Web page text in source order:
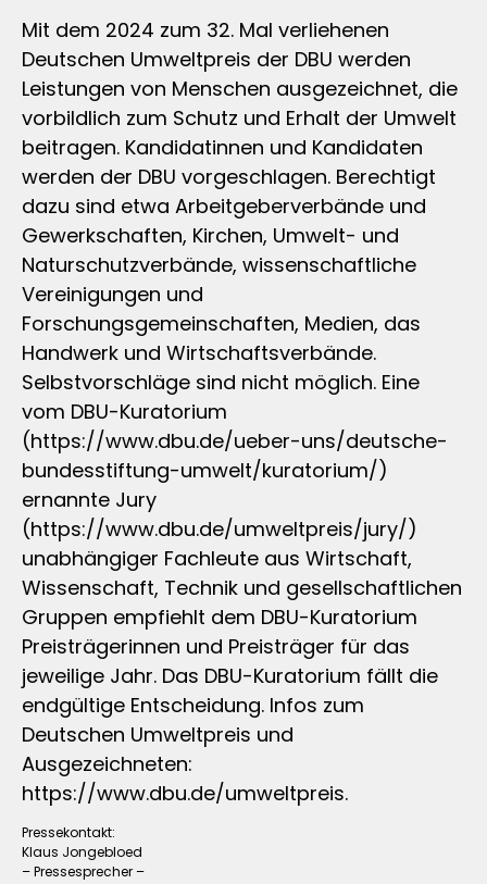
Mit dem 2024 zum 32. Mal verliehenen
Deutschen Umweltpreis der DBU werden
Leistungen von Menschen ausgezeichnet, die
vorbildlich zum Schutz und Erhalt der Umwelt
beitragen. Kandidatinnen und Kandidaten
werden der DBU vorgeschlagen. Berechtigt
dazu sind etwa Arbeitgeberverbände und
Gewerkschaften, Kirchen, Umwelt- und
Naturschutzverbände, wissenschaftliche
Vereinigungen und
Forschungsgemeinschaften, Medien, das
Handwerk und Wirtschaftsverbände.
Selbstvorschläge sind nicht möglich. Eine
vom DBU-Kuratorium
(https://www.dbu.de/ueber-uns/deutsche-
bundesstiftung-umwelt/kuratorium/)
ernannte Jury
(https://www.dbu.de/umweltpreis/jury/)
unabhängiger Fachleute aus Wirtschaft,
Wissenschaft, Technik und gesellschaftlichen
Gruppen empfiehlt dem DBU-Kuratorium
Preisträgerinnen und Preisträger für das
jeweilige Jahr. Das DBU-Kuratorium fällt die
endgültige Entscheidung. Infos zum
Deutschen Umweltpreis und
Ausgezeichneten:
https://www.dbu.de/umweltpreis.
Pressekontakt:
Klaus Jongebloed
– Pressesprecher –